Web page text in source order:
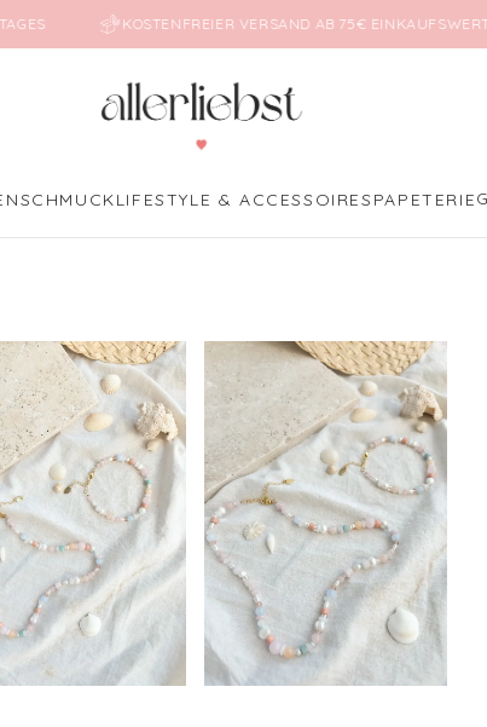
KOSTENFREIER VERSAND AB 75€ EINKAUFSWERT
SCHMUCKLIFESTYLE & ACCESSOIRES PAPETERIE